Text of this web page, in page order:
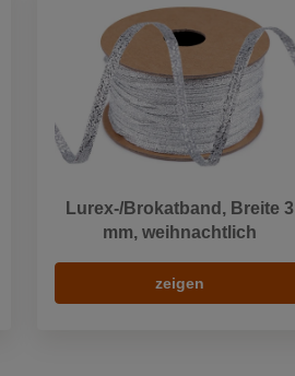
Lurex-/Brokatband, Breite 3
mm, weihnachtlich
zeigen